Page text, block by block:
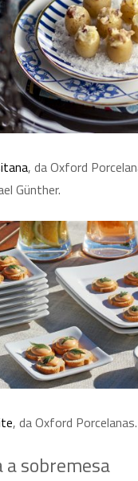
, da Oxford
Günther.
, da Oxford
a sobremesa